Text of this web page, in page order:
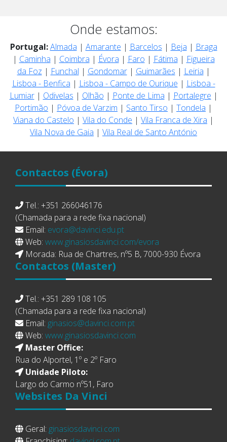
Onde estamos:
Portugal:Almada | Amarante | Barcelos | Beja | Braga
| Caminha | Coimbra | Évora | Faro | Fátima | Figueira
da Foz | Funchal | Gondomar| Guimarães | Leiria |
Lisboa - Benfica | Lisboa - Campo de Ourique | Lisboa -
Lumiar| Odivelas | Olhão | Ponte de Lima | Portalegre |
Portimão | Póvoa de Varzim | Santo Tirso | Tondela |
Viana do Castelo | Vila do Conde | Vila Franca de Xira |
Vila Nova de Gaia | Vila Real de Santo António
Contactos (Évora)
Tel.: +351 266046176
(Chamada para a rede fixa nacional)
Email: evora@davinci.edu.pt
Web: www.ginasiosdavinci.com/evora
Morada: Rua de Chartres, nº5 B, 7000-930 Évora
Contactos (Master)
Tel.: +351 289 108 105
(Chamada para a rede fixa nacional)
Email: ginasios@davinci.com.pt
Web: www.ginasiosdavinci.com
Master Office:
Rua do Alportel, 1º e 2º Faro
Unidade Piloto:
Largo do Carmo nº51, Faro
Websites Da Vinci
Geral: ginasiosdavinci.com